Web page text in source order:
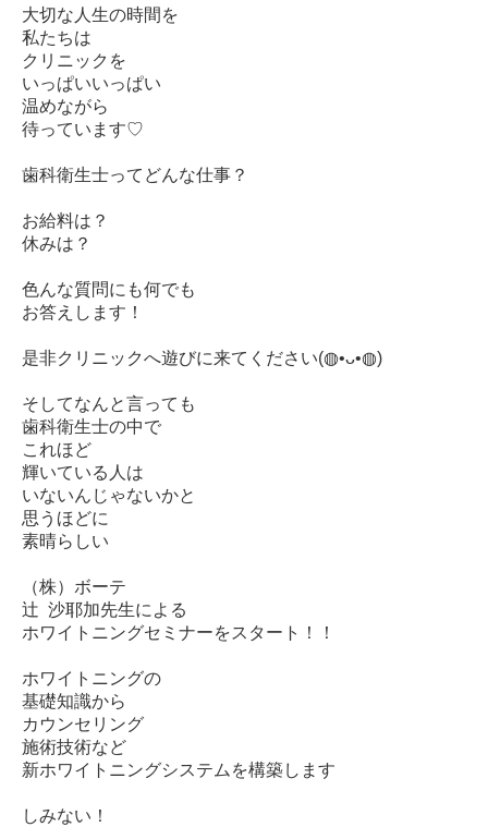
大切な人生の時間を
私たちは
クリニックを
いっぱいいっぱい
温めながら
待っています♡
歯科衛生士ってどんな仕事？
お給料は？
休みは？
色んな質問にも何でも
お答えします！
是非クリニックへ遊びに来てください(◍•ᴗ•◍)
そしてなんと言っても
歯科衛生士の中で
これほど
輝いている人は
いないんじゃないかと
思うほどに
素晴らしい
（株）ボーテ
辻 沙耶加先生による
ホワイトニングセミナーをスタート！！
ホワイトニングの
基礎知識から
カウンセリング
施術技術など
新ホワイトニングシステムを構築します
しみない！